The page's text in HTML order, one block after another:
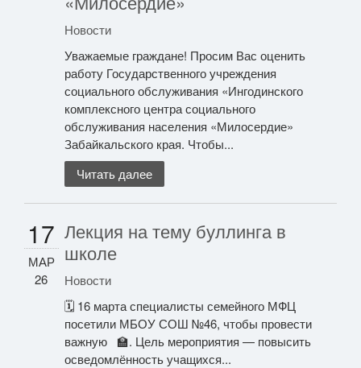
Новости
Уважаемые граждане! Просим Вас оценить
работу Государственного учреждения
социального обслуживания «Ингодинского
комплексного центра социального
обслуживания населения «Милосердие»
Забайкальского края. Чтобы...
Читать далее
17
МАР
26
Лекция на тему буллинга в
школе
Новости
🗓️ 16 марта специалисты семейного МФЦ
посетили МБОУ СОШ №46, чтобы провести
важную 🏫. Цель мероприятия — повысить
осведомлённость учащихся...